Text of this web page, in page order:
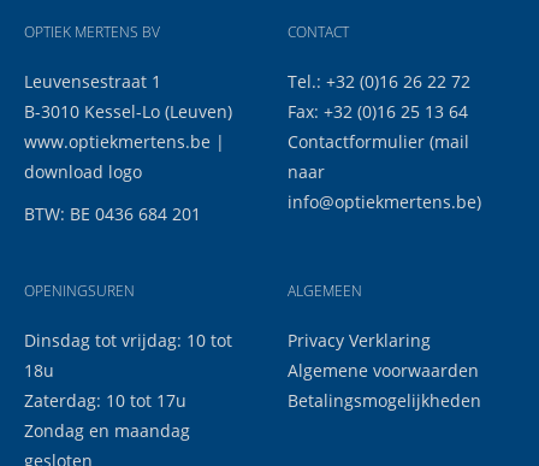
OPTIEK MERTENS BV
Leuvensestraat 1
B-3010 Kessel-Lo (Leuven)
www.optiekmertens.be |
download logo
BTW: BE 0436 684 201
OPENINGSUREN
Dinsdag tot vrijdag: 10 tot
18u
Zaterdag: 10 tot 17u
Zondag en maandag
gesloten
CONTACT
Tel.: +32 (0)16 26 22 72
Fax: +32 (0)16 25 13 64
Contactformulier (mail
naar
info@optiekmertens.be)
ALGEMEEN
Privacy Verklaring
Algemene voorwaarden
Betalingsmogelijkheden